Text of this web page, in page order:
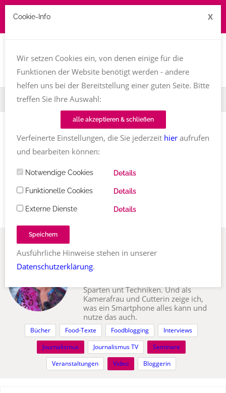
Home Fachfrauenmarkt
Texttreff-Fachfrauenmarkt
Übersicht/ Bücher
Anne Webert
Hintergrundbericht oder Glosse – als
Sparten unt Techniken. Und als
Kamerafrau und Cutterin zeige ich,
was ein Smartphone alles kann und
nutze das auch.
Bücher Food-Texte Foodblogging
Interviews
Journalismus
Journalismus TV
Seminare
Veranstaltungen
Video Bloggerin
Cookie-Info X
Wir setzen Cookies ein, von denen einige für die
Funktionen der Website benötigt werden - andere
helfen uns bei der Bereitstellung einer guten Seite. Bitte
treffen Sie Ihre Auswahl:
alle akzeptieren & schließen
Verfeinerte Einstellungen, die Sie jederzeit hieraufrufen
und bearbeiten können:
Notwendige Cookies Details
Funktionelle Cookies Details
Externe Dienste Details
Speichern
Ausführliche Hinweise stehen in unserer
Datenschutzerklärung.